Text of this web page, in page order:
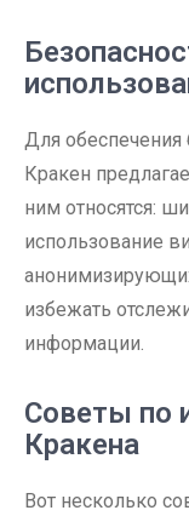
Для обеспечения
Кракен
ним относятся:
использование
избежать
информации.
Советы по
Кракена
Вот несколько